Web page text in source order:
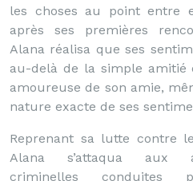
les choses au point entre
après ses premières
Alana réalisa que ses
au-delà de la simple amitié
amoureuse de son amie,
nature exacte de ses
Reprenant sa lutte contre
Alana s’attaqua aux
criminelles conduites